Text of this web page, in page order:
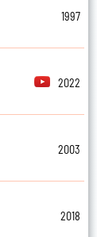
1997
2022
2003
2018